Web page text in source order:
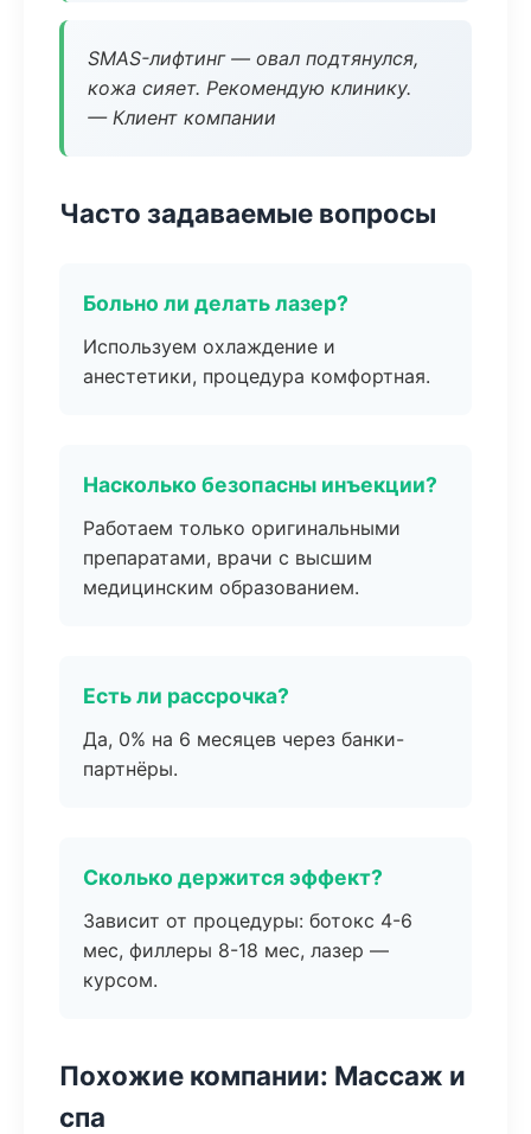
SMAS-лифтинг — овал подтянулся,
кожа сияет. Рекомендую клинику.
— Клиент компании
Часто задаваемые вопросы
Больно ли делать лазер?
Используем охлаждение и
анестетики, процедура комфортная.
Насколько безопасны инъекции?
Работаем только оригинальными
препаратами, врачи с высшим
медицинским образованием.
Есть ли рассрочка?
Да, 0% на 6 месяцев через банки-
партнёры.
Сколько держится эффект?
Зависит от процедуры: ботокс 4-6
мес, филлеры 8-18 мес, лазер —
курсом.
Похожие компании: Массаж и
спа